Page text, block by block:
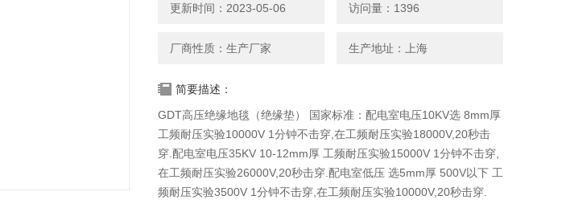
更新时间：2023-05-06 访问量：1396
厂商性质：生产厂家 生产地址：上海
简要描述：
GDT高压绝缘地毯（绝缘垫） 国家标准：配电室电压10KV选 8mm厚
工频耐压实验10000V 1分钟不击穿,在工频耐压实验18000V,20秒击
穿.配电室电压35KV 10-12mm厚 工频耐压实验15000V 1分钟不击穿,
在工频耐压实验26000V,20秒击穿.配电室低压 选5mm厚 500V以下 工
频耐压实验3500V 1分钟不击穿,在工频耐压实验10000V,20秒击穿.